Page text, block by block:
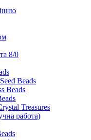
8/0
Beads
Beads
Treasures
работа)